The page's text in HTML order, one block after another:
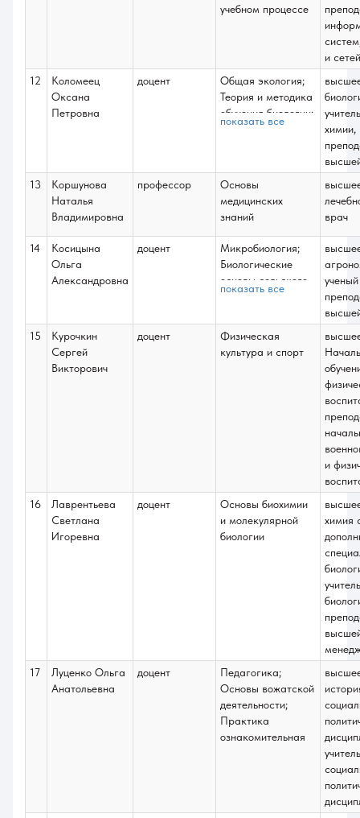
деятельности
учебном процессе
и
12
Коломеец
Оксана
Петровна
доцент
Общая экология;
Теория и методика
обучения биологии;
Педагогическая
исследовательская
Подготовка к
государственного
экзамена.
процедуре защиты
Учение о биосфере;
Курсовые работы
показать все
химии,
13
Коршунова
Наталья
Владимировна
профессор
Основы
медицинских
знаний
врач
14
Косицына
Ольга
Александровна
доцент
Микробиология;
Биологические
основы сельского
хозяйства;
сдаче и сдача
государственного
экзамена.
Агробиология;
Курсовые работы
показать все
15
Курочкин
Сергей
Викторович
доцент
Физическая
культура и спорт
и
16
Лаврентьева
Светлана
Игоревна
доцент
Основы биохимии
и молекулярной
биологии
химия
17
Луценко Ольга
Анатольевна
доцент
Педагогика;
Основы вожатской
деятельности;
Практика
ознакомительная